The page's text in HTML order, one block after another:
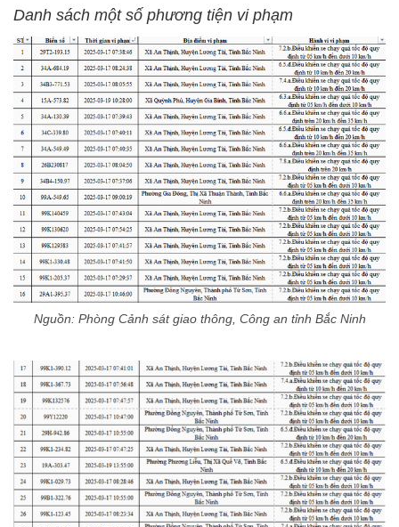
Danh sách một số phương tiện vi phạm
Nguồn: Phòng Cảnh sát giao thông, Công an tỉnh Bắc Ninh